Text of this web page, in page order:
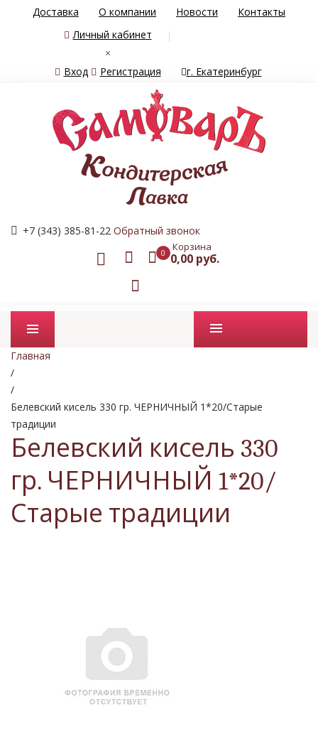
Доставка О компании Новости
Контакты
Личный кабинет
×
Вход
Регистрация г. Екатеринбург
+7 (343) 385-81-22 Обратный звонок
0 Корзина
0,00 руб.
Промо товары
Главная
/
/
Белевский кисель 330 гр. ЧЕРНИЧНЫЙ 1*20/Старые
традиции
Белевский кисель 330
гр. ЧЕРНИЧНЫЙ 1*20/
Старые традиции